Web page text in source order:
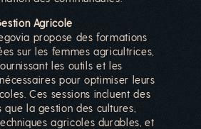
Agricole
propose des formations
sur les femmes agricultrices,
les outils et les
pour optimiser leurs
Ces sessions incluent des
que la gestion des cultures,
agricoles durables, et